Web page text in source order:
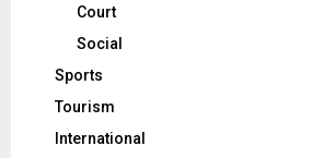
Court
Social
Sports
Tourism
International